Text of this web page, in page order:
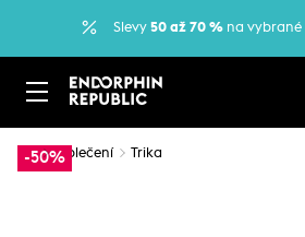
Slevy 50 až 70 % na vybrané
-50%
… Oblečení Trika